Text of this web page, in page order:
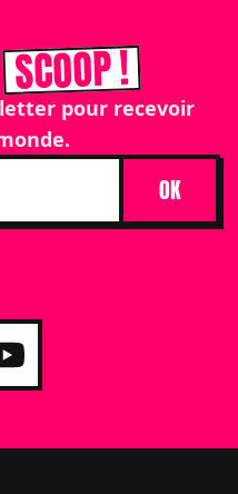
SCOOP !
pour recevoir
OK